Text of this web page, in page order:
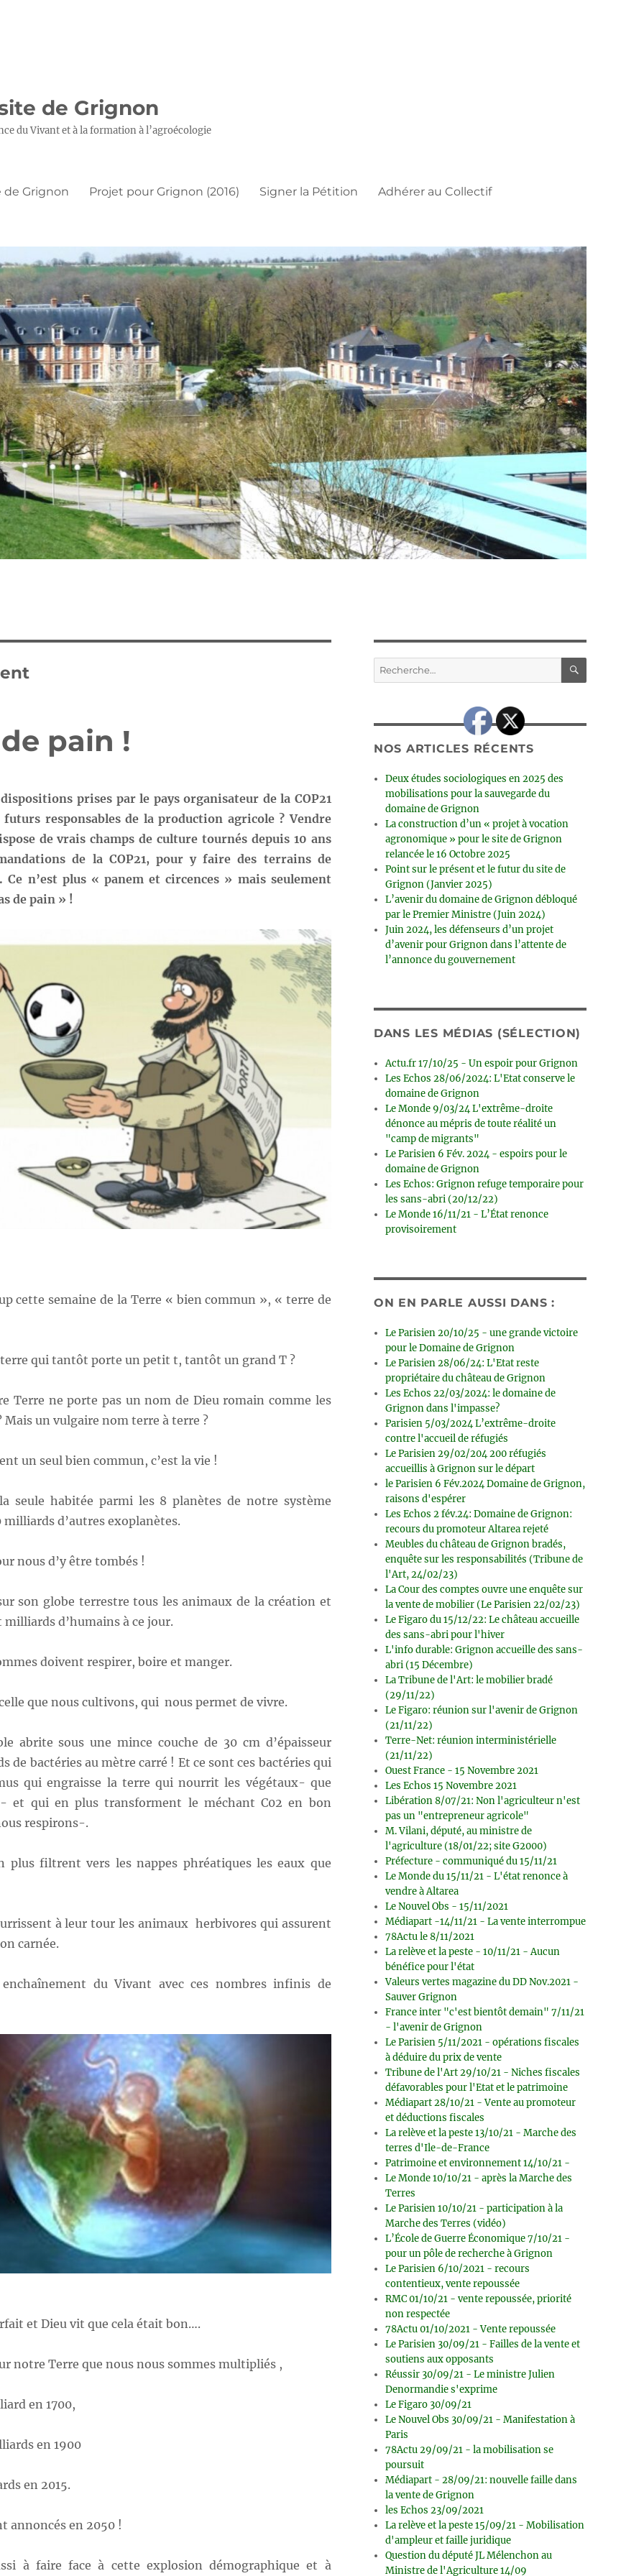
de Grignon
du Vivant et à la formation à l’agroécologie
de Grignon Projet pour Grignon (2016) Signer la Pétition Adhérer au Collectif
pain !
prises par le pays organisateur de la COP21
responsables de la production agricole ? Vendre
de vrais champs de culture tournés depuis 10 ans
de la COP21, pour y faire des terrains de
Ce n’est plus « panem et circences » mais seulement
de pain » !
cette semaine de la Terre « bien commun », « terre de
qui tantôt porte un petit t, tantôt un grand T ?
Terre ne porte pas un nom de Dieu romain comme les
Mais un vulgaire nom terre à terre ?
un seul bien commun, c’est la vie !
seule habitée parmi les 8 planètes de notre système
milliards d’autres exoplanètes.
nous d’y être tombés !
son globe terrestre tous les animaux de la création et
d’humains à ce jour.
doivent respirer, boire et manger.
que nous cultivons, qui nous permet de vivre.
abrite sous une mince couche de 30 cm d’épaisseur
de bactéries au mètre carré ! Et ce sont ces bactéries qui
qui engraisse la terre qui nourrit les végétaux- que
et qui en plus transforment le méchant C02 en bon
respirons-.
plus filtrent vers les nappes phréatiques les eaux que
à leur tour les animaux herbivores qui assurent
carnée.
du Vivant avec ces nombres infinis de
et Dieu vit que cela était bon….
notre Terre que nous nous sommes multipliés ,
en 1700,
en 1900
en 2015.
annoncés en 2050 !
à faire face à cette explosion démographique et à
Recherche
pour :
NOS ARTICLES RÉCENTS
Deux études sociologiques en 2025 des
mobilisations pour la sauvegarde du
domaine de Grignon
La construction d’un « projet à vocation
agronomique » pour le site de Grignon
relancée le 16 Octobre 2025
Point sur le présent et le futur du site de
Grignon (Janvier 2025)
L’avenir du domaine de Grignon débloqué
par le Premier Ministre (Juin 2024)
Juin 2024, les défenseurs d’un projet
d’avenir pour Grignon dans l’attente de
l’annonce du gouvernement
DANS LES MÉDIAS (SÉLECTION)
Actu.fr 17/10/25 - Un espoir pour Grignon
Les Echos 28/06/2024: L'Etat conserve le
domaine de Grignon
Le Monde 9/03/24 L'extrême-droite
dénonce au mépris de toute réalité un
"camp de migrants"
Le Parisien 6 Fév. 2024 - espoirs pour le
domaine de Grignon
Les Echos: Grignon refuge temporaire pour
les sans-abri (20/12/22)
Le Monde 16/11/21 - L’État renonce
provisoirement
ON EN PARLE AUSSI DANS :
Le Parisien 20/10/25 - une grande victoire
pour le Domaine de Grignon
Le Parisien 28/06/24: L'Etat reste
propriétaire du château de Grignon
Les Echos 22/03/2024: le domaine de
Grignon dans l'impasse?
Parisien 5/03/2024 L’extrême-droite
contre l'accueil de réfugiés
Le Parisien 29/02/204 200 réfugiés
accueillis à Grignon sur le départ
le Parisien 6 Fév.2024 Domaine de Grignon,
raisons d'espérer
Les Echos 2 fév.24: Domaine de Grignon:
recours du promoteur Altarea rejeté
Meubles du château de Grignon bradés,
enquête sur les responsabilités (Tribune de
l'Art, 24/02/23)
La Cour des comptes ouvre une enquête sur
la vente de mobilier (Le Parisien 22/02/23)
Le Figaro du 15/12/22: Le château accueille
des sans-abri pour l'hiver
L'info durable: Grignon accueille des sans-
abri (15 Décembre)
La Tribune de l'Art: le mobilier bradé
(29/11/22)
Le Figaro: réunion sur l'avenir de Grignon
(21/11/22)
Terre-Net: réunion interministérielle
(21/11/22)
Ouest France - 15 Novembre 2021
Les Echos 15 Novembre 2021
Libération 8/07/21: Non l'agriculteur n'est
pas un "entrepreneur agricole"
M. Vilani, député, au ministre de
l'agriculture (18/01/22; site G2000)
Préfecture - communiqué du 15/11/21
Le Monde du 15/11/21 - L'état renonce à
vendre à Altarea
Le Nouvel Obs - 15/11/2021
Médiapart -14/11/21 - La vente interrompue
78Actu le 8/11/2021
La relève et la peste - 10/11/21 - Aucun
bénéfice pour l'état
Valeurs vertes magazine du DD Nov.2021 -
Sauver Grignon
France inter "c'est bientôt demain" 7/11/21
- l'avenir de Grignon
Le Parisien 5/11/2021 - opérations fiscales
à déduire du prix de vente
Tribune de l'Art 29/10/21 - Niches fiscales
défavorables pour l'Etat et le patrimoine
Médiapart 28/10/21 - Vente au promoteur
et déductions fiscales
La relève et la peste 13/10/21 - Marche des
terres d'Ile-de-France
Patrimoine et environnement 14/10/21 -
Le Monde 10/10/21 - après la Marche des
Terres
Le Parisien 10/10/21 - participation à la
Marche des Terres (vidéo)
L’École de Guerre Économique 7/10/21 -
pour un pôle de recherche à Grignon
Le Parisien 6/10/2021 - recours
contentieux, vente repoussée
RMC 01/10/21 - vente repoussée, priorité
non respectée
78Actu 01/10/2021 - Vente repoussée
Le Parisien 30/09/21 - Failles de la vente et
soutiens aux opposants
Réussir 30/09/21 - Le ministre Julien
Denormandie s'exprime
Le Figaro 30/09/21
Le Nouvel Obs 30/09/21 - Manifestation à
Paris
78Actu 29/09/21 - la mobilisation se
poursuit
Médiapart - 28/09/21: nouvelle faille dans
la vente de Grignon
les Echos 23/09/2021
La relève et la peste 15/09/21 - Mobilisation
d'ampleur et faille juridique
Question du député JL Mélenchon au
Ministre de l'Agriculture 14/09